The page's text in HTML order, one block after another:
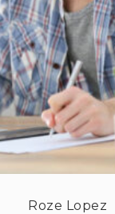
Roze Lopez